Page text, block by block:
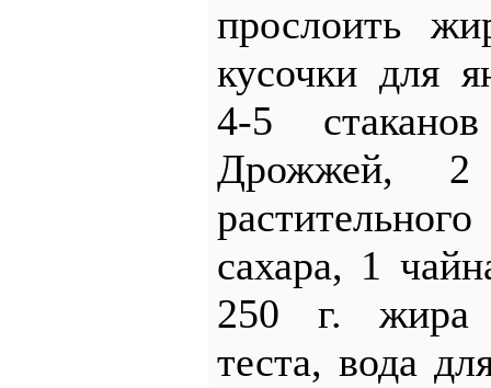
прослоить
кусочки для
4-5
Дрожжей, 2
сахара, 1
250 г. жира
теста, вода